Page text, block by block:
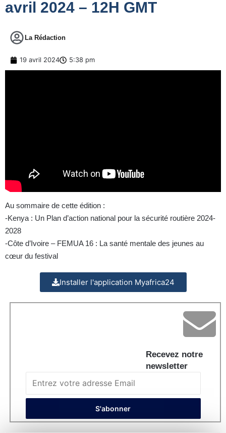
avril 2024 – 12H GMT
La Rédaction
19 avril 2024 5:38 pm
Au sommaire de cette édition :
-Kenya : Un Plan d’action national pour la sécurité routière 2024-
2028
-Côte d’Ivoire – FEMUA 16 : La santé mentale des jeunes au
cœur du festival
Installer l'application Myafrica24
Recevez notre
newsletter